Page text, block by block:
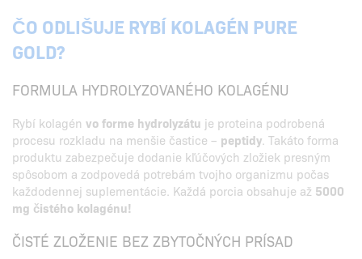
ČO ODLIŠUJE RYBÍ KOLAGÉN PURE
GOLD?
FORMULA HYDROLYZOVANÉHO KOLAGÉNU
Rybí kolagén vo forme hydrolyzátu je proteina podrobená
procesu rozkladu na menšie častice – peptidy . Takáto forma
produktu zabezpečuje dodanie kľúčových zložiek presným
spôsobom a zodpovedá potrebám tvojho organizmu počas
každodennej suplementácie. Každá porcia obsahuje až 5000
mg čistého kolagénu!
ČISTÉ ZLOŽENIE BEZ ZBYTOČNÝCH PRÍSAD